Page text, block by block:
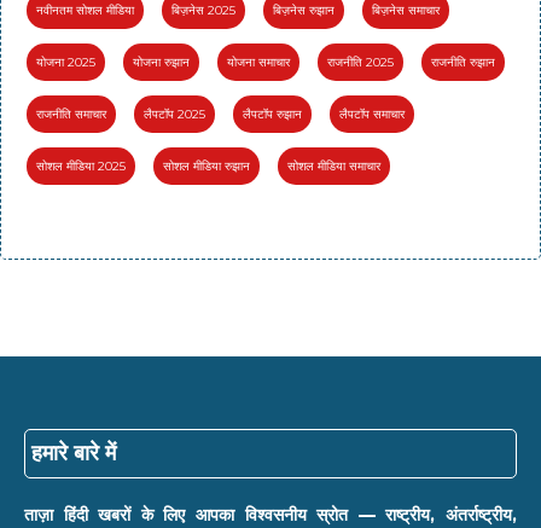
नवीनतम सोशल मीडिया बिज़नेस 2025 बिज़नेस रुझान बिज़नेस समाचार
योजना 2025 योजना रुझान योजना समाचार राजनीति 2025 राजनीति रुझान
राजनीति समाचार लैपटॉप 2025 लैपटॉप रुझान लैपटॉप समाचार
सोशल मीडिया 2025 सोशल मीडिया रुझान सोशल मीडिया समाचार
हमारे बारे में
ताज़ा हिंदी खबरों के लिए आपका विश्वसनीय स्रोत — राष्ट्रीय, अंतर्राष्ट्रीय,